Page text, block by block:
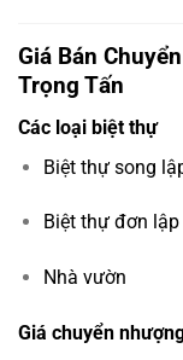
Giá Bán
Trọng Tấn
Các loại biệt thự
Biệt thự song
Biệt thự đơn lập
Nhà vườn
Giá chuyển